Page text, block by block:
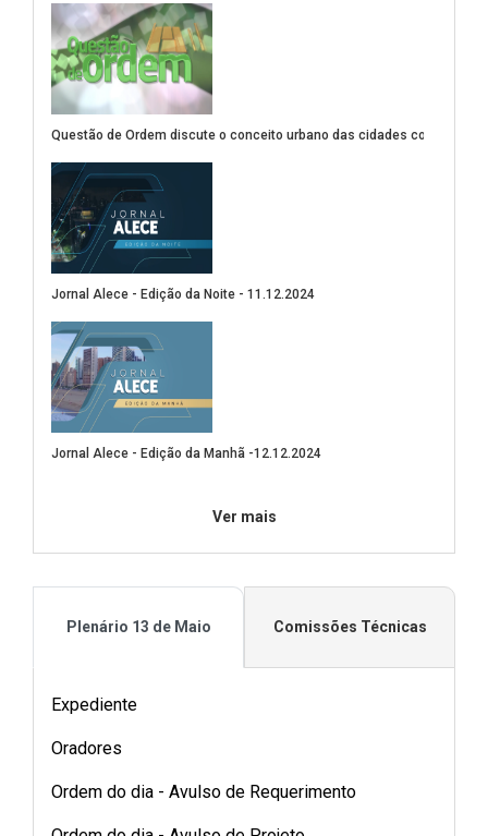
(Abre em nova janela)
Questão de Ordem discute o conceito urbano das cidades compactas
(Abre em nova janela)
Jornal Alece - Edição da Noite - 11.12.2024
(Abre em nova janela)
Jornal Alece - Edição da Manhã -12.12.2024
Ver mais
Plenário 13 de Maio Comissões Técnicas
Expediente
Oradores
Ordem do dia - Avulso de Requerimento